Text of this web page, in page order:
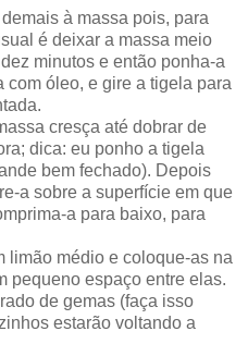
à massa pois, para
é deixar a massa meio
minutos e então ponha-a
com óleo, e gire a tigela para
cresça até dobrar de
dica: eu ponho a tigela
bem fechado). Depois
a sobre a superfície em que
a para baixo, para
limão médio e coloque-as na
pequeno espaço entre elas.
de gemas (faça isso
estarão voltando a